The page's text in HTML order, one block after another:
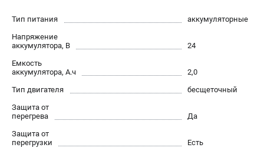
Контакты
Правила обмена и возврата
Способы оплаты
Бонусная программа
Аэраторы
Тип питания
аккумуляторные
Напряжение
аккумулятора, В
24
Емкость
аккумулятора, А.ч
2,0
Тип двигателя
бесщеточный
Защита от
перегрева
Да
Защита от
перегрузки
Есть